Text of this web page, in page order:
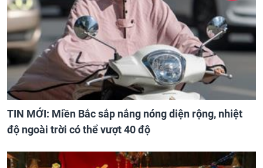
TIN MỚI: Miền Bắc sắp nắng nóng diện rộng, nhiệt
độ ngoài trời có thể vượt 40 độ